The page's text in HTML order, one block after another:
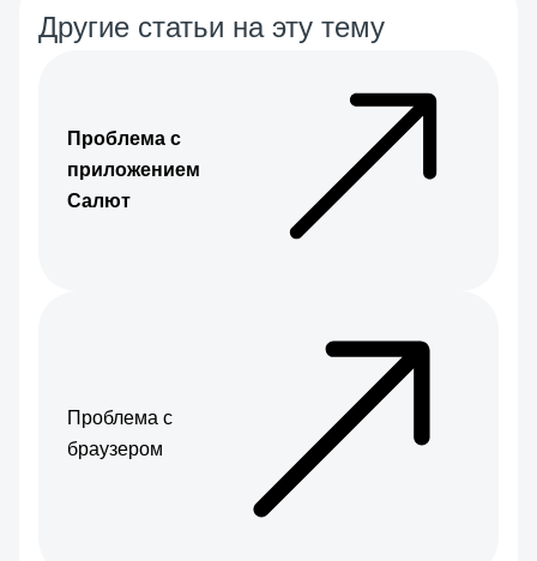
Другие статьи на эту тему
Проблема с
приложением
Салют
Проблема с
браузером